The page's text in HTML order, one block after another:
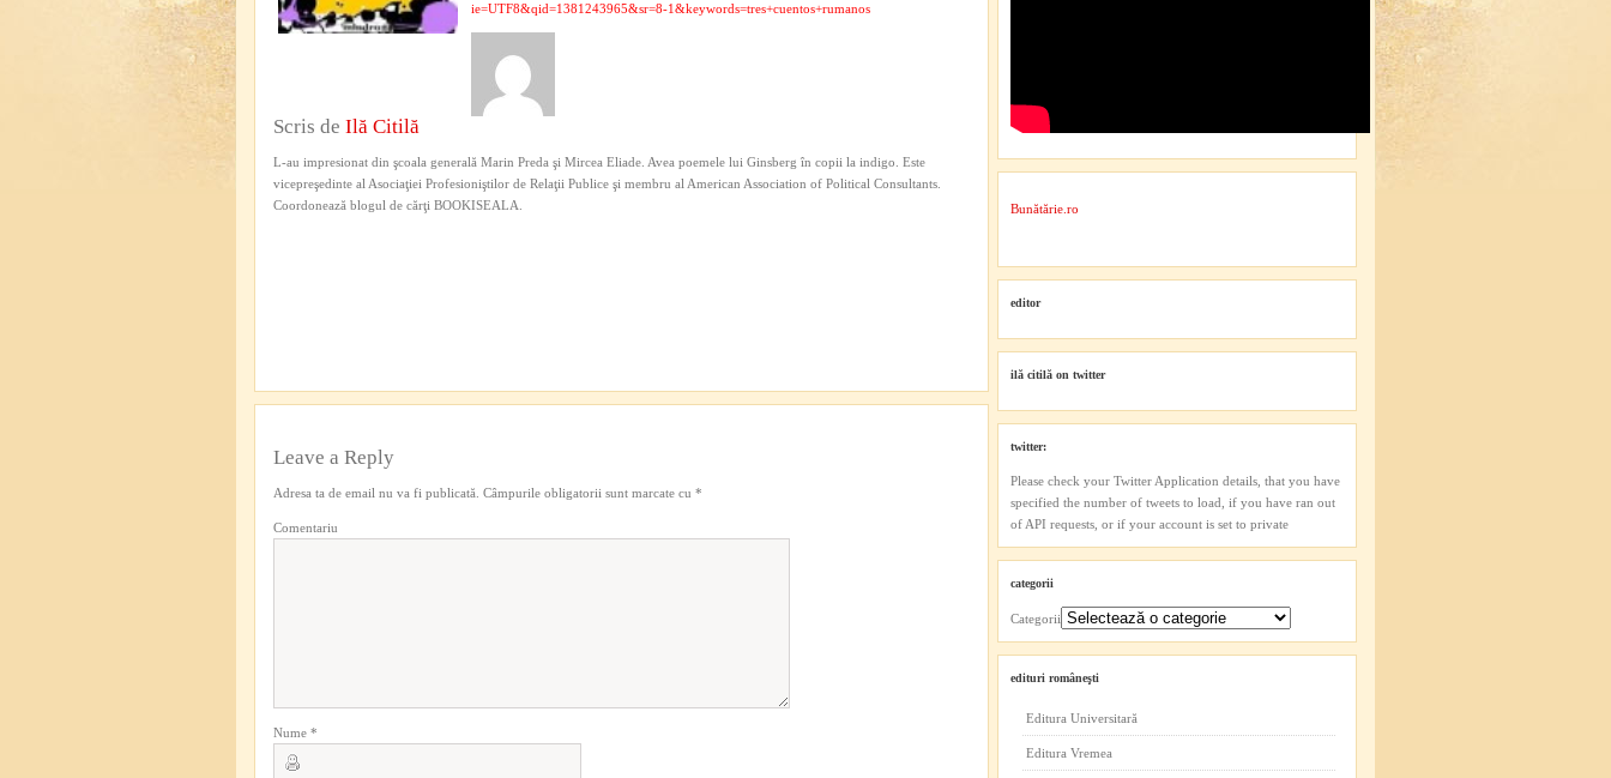
ie=UTF8&qid=1381243965&sr=8-1&keywords=tres+cuentos+rumanos
Scris de Ilă Citilă
L-au impresionat din şcoala generală Marin Preda şi Mircea Eliade. Avea poemele lui Ginsberg în copii la indigo. Este
vicepreşedinte al Asociaţiei Profesioniştilor de Relaţii Publice şi membru al American Association of Political Consultants.
Coordonează blogul de cărţi BOOKISEALA.
Leave a Reply
Adresa ta de email nu va fi publicată. Câmpurile obligatorii sunt marcate cu *
Comentariu
Nume *
Bunătărie.ro
editor
ilă citilă on twitter
twitter:
Please check your Twitter Application details, that you have
specified the number of tweets to load, if you have ran out
of API requests, or if your account is set to private
categorii
Categorii
edituri româneşti
Editura Universitară
Editura Vremea